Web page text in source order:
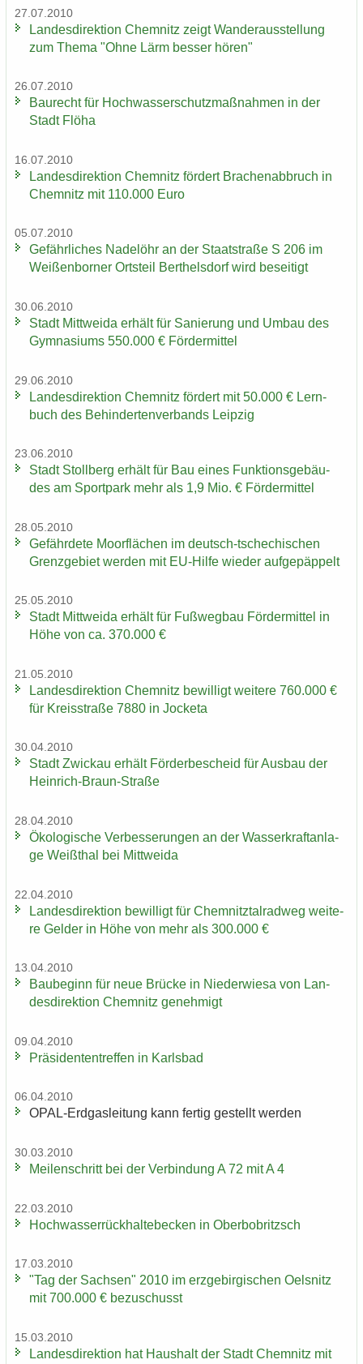
27.07.2010
Lan­des­di­rek­ti­on Chem­nitz zeigt Wan­der­aus­stel­lung
zum Thema "Ohne Lärm bes­ser hören"
26.07.2010
Bau­recht für Hoch­was­ser­schutz­maß­nah­men in der
Stadt Flöha
16.07.2010
Lan­des­di­rek­ti­on Chem­nitz för­dert Bra­chen­ab­bruch in
Chem­nitz mit 110.000 Euro
05.07.2010
Ge­fähr­li­ches Na­del­öhr an der Staat­stra­ße S 206 im
Wei­ßen­bor­ner Orts­teil Bert­hels­dorf wird be­sei­tigt
30.06.2010
Stadt Mitt­wei­da er­hält für Sa­nie­rung und Umbau des
Gym­na­si­ums 550.000 € För­der­mit­tel
29.06.2010
Lan­des­di­rek­ti­on Chem­nitz för­dert mit 50.000 € Lern­
buch des Be­hin­der­ten­ver­bands Leip­zig
23.06.2010
Stadt Stoll­berg er­hält für Bau eines Funk­ti­ons­ge­bäu­
des am Sport­park mehr als 1,9 Mio. € För­der­mit­tel
28.05.2010
Ge­fähr­de­te Moor­flä­chen im deutsch-​tschechischen
Grenz­ge­biet wer­den mit EU-​Hilfe wie­der auf­ge­päp­pelt
25.05.2010
Stadt Mitt­wei­da er­hält für Fuß­weg­bau För­der­mit­tel in
Höhe von ca. 370.000 €
21.05.2010
Lan­des­di­rek­ti­on Chem­nitz be­wil­ligt wei­te­re 760.000 €
für Kreis­stra­ße 7880 in Jo­cke­ta
30.04.2010
Stadt Zwi­ckau er­hält För­der­be­scheid für Aus­bau der
Heinrich-​Braun-Straße
28.04.2010
Öko­lo­gi­sche Ver­bes­se­run­gen an der Was­ser­kraft­an­la­
ge Weiß­thal bei Mitt­wei­da
22.04.2010
Lan­des­di­rek­ti­on be­wil­ligt für Chem­nitz­tal­rad­weg wei­te­
re Gel­der in Höhe von mehr als 300.000 €
13.04.2010
Bau­be­ginn für neue Brü­cke in Nie­der­wie­sa von Lan­
des­di­rek­ti­on Chem­nitz ge­neh­migt
09.04.2010
Prä­si­den­ten­tref­fen in Karls­bad
06.04.2010
OPAL-​Erdgasleitung kann fer­tig ge­stellt wer­den
30.03.2010
Mei­len­schritt bei der Ver­bin­dung A 72 mit A 4
22.03.2010
Hoch­was­ser­rück­hal­te­be­cken in Ober­bobritzsch
17.03.2010
"Tag der Sach­sen" 2010 im erz­ge­bir­gi­schen Oels­nitz
mit 700.000 € be­zu­schusst
15.03.2010
Lan­des­di­rek­ti­on hat Haus­halt der Stadt Chem­nitz mit